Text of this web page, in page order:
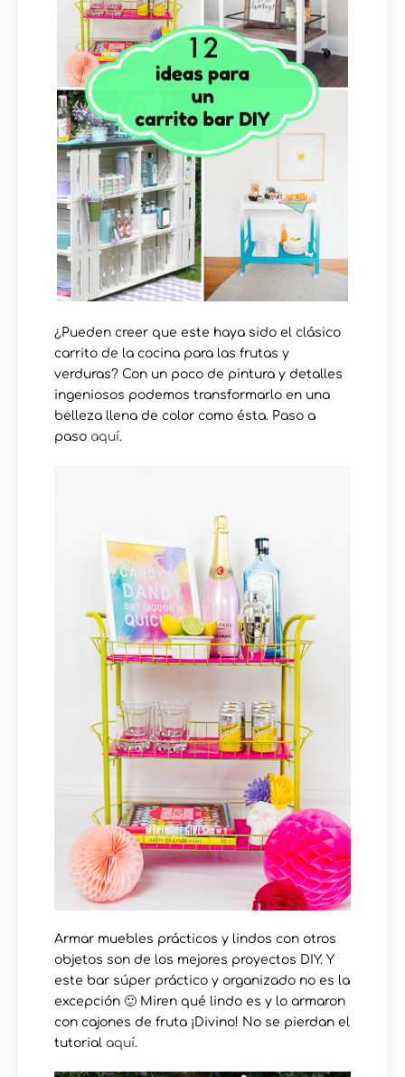
¿Pueden creer que este haya sido el clásico
carrito de la cocina para las frutas y
verduras? Con un poco de pintura y detalles
ingeniosos podemos transformarlo en una
belleza llena de color como ésta. Paso a
paso aquí.
Armar muebles prácticos y lindos con otros
objetos son de los mejores proyectos DIY. Y
este bar súper práctico y organizado no es la
excepción 🙂 Miren qué lindo es y lo armaron
con cajones de fruta ¡Divino! No se pierdan el
tutorial aquí.